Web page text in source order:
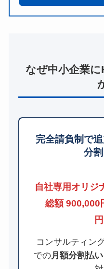
なぜ中小企業
完全請負制で
分
自社専用オリジ
総額 900,000
コンサルティン
での月額分割払